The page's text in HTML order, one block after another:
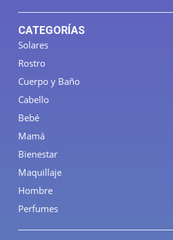
CATEGORÍAS
Solares
Rostro
Cuerpo y Baño
Cabello
Bebé
Mamá
Bienestar
Maquillaje
Hombre
Perfumes